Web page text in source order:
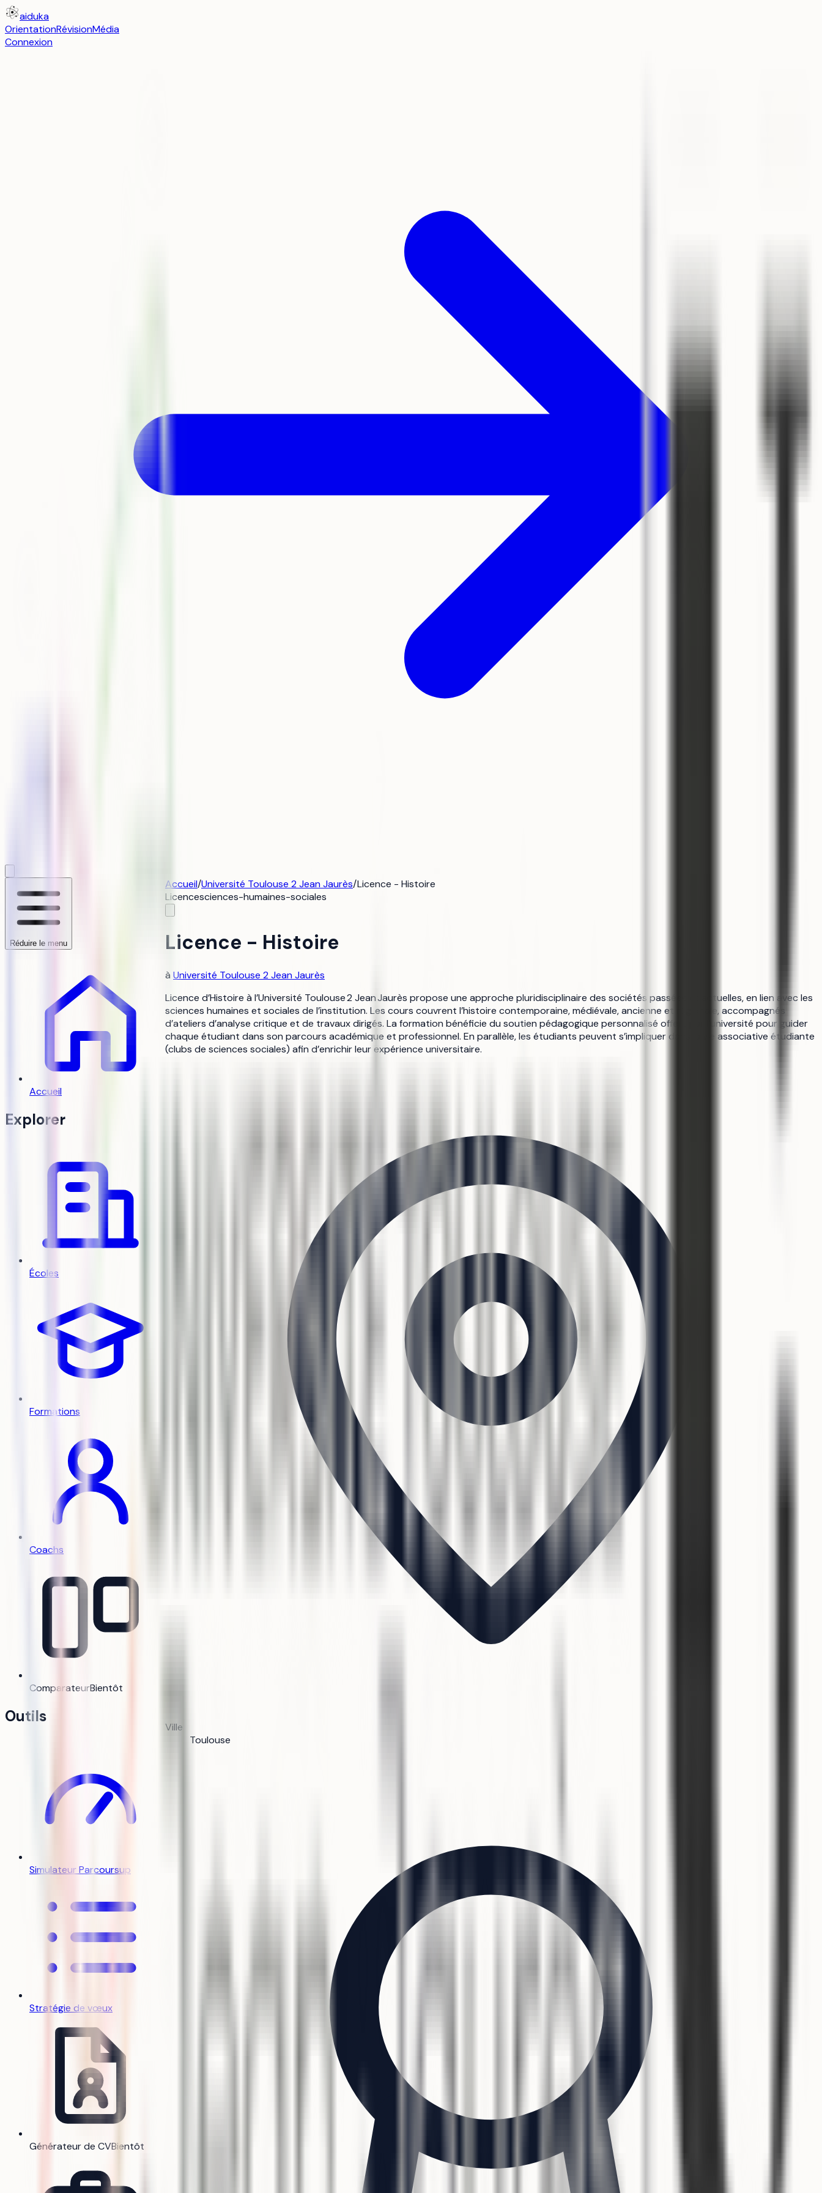
aiduka
OrientationRévisionMédia
Connexion
Réduire le menu
Accueil
Explorer
Écoles
Formations
Coachs
ComparateurBientôt
Outils
Simulateur Parcoursup
Stratégie de vœux
Générateur de CVBientôt
Accueil/Université Toulouse 2 Jean Jaurès/Licence - Histoire
Licencesciences-humaines-sociales
Licence - Histoire
à Université Toulouse 2 Jean Jaurès
Licence d’Histoire à l’Université Toulouse 2 Jean Jaurès propose une approche pluridisciplinaire des sociétés passées et actuelles, en lien avec les
sciences humaines et sociales de l’institution. Les cours couvrent l’histoire contemporaine, médiévale, ancienne et régionale, accompagnés
d’ateliers d’analyse critique et de travaux dirigés. La formation bénéficie du soutien pédagogique personnalisé offert par l’université pour guider
chaque étudiant dans son parcours académique et professionnel. En parallèle, les étudiants peuvent s’impliquer dans la vie associative étudiante
(clubs de sciences sociales) afin d’enrichir leur expérience universitaire.
Ville
Toulouse